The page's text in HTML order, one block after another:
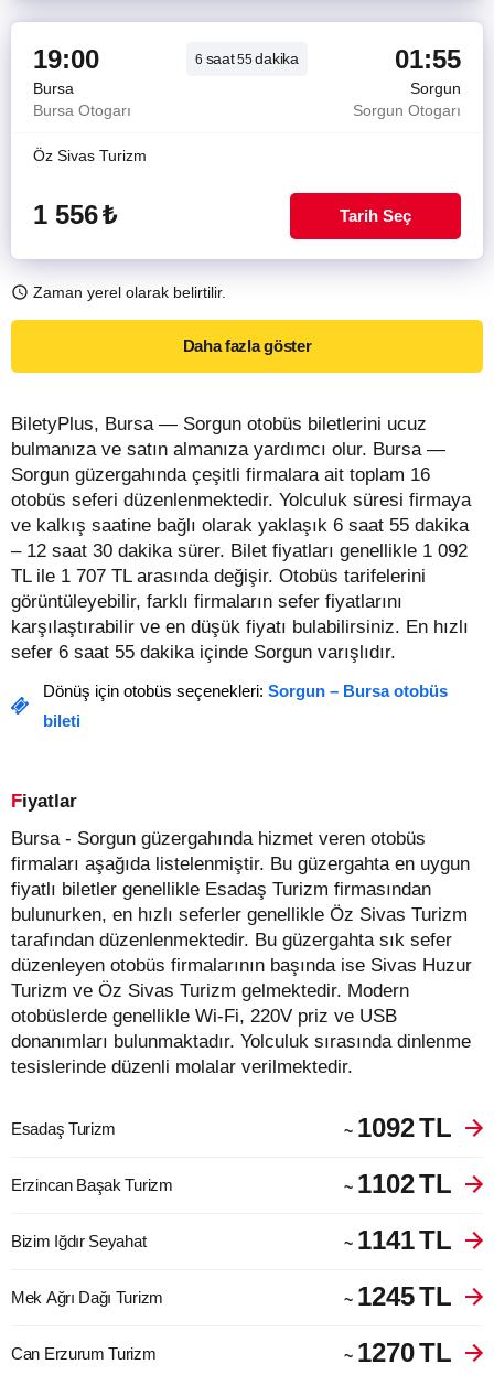
19:00 6 saat55dakika 01:55
Bursa
Sorgun
Bursa Otogarı
Sorgun Otogarı
Öz Sivas Turizm
1 556₺ Tarih Seç
Zaman yerel olarak belirtilir.
Daha fazla göster
BiletyPlus, Bursa — Sorgun otobüs biletlerini ucuz
bulmanıza ve satın almanıza yardımcı olur. Bursa —
Sorgun güzergahında çeşitli firmalara ait toplam 16
otobüs seferi düzenlenmektedir. Yolculuk süresi firmaya
ve kalkış saatine bağlı olarak yaklaşık 6 saat 55 dakika
– 12 saat 30 dakika sürer. Bilet fiyatları genellikle 1 092
TL ile 1 707 TL arasında değişir. Otobüs tarifelerini
görüntüleyebilir, farklı firmaların sefer fiyatlarını
karşılaştırabilir ve en düşük fiyatı bulabilirsiniz. En hızlı
sefer 6 saat 55 dakika içinde Sorgun varışlıdır.
Dönüş için otobüs seçenekleri: Sorgun – Bursa otobüs
bileti
Fiyatlar
Bursa - Sorgun güzergahında hizmet veren otobüs
firmaları aşağıda listelenmiştir. Bu güzergahta en uygun
fiyatlı biletler genellikle Esadaş Turizm firmasından
bulunurken, en hızlı seferler genellikle Öz Sivas Turizm
tarafından düzenlenmektedir. Bu güzergahta sık sefer
düzenleyen otobüs firmalarının başında ise Sivas Huzur
Turizm ve Öz Sivas Turizm gelmektedir. Modern
otobüslerde genellikle Wi-Fi, 220V priz ve USB
donanımları bulunmaktadır. Yolculuk sırasında dinlenme
tesislerinde düzenli molalar verilmektedir.
Esadaş Turizm ~ 1092TL
Erzincan Başak Turizm ~ 1102TL
Bizim Iğdır Seyahat ~ 1141TL
Mek Ağrı Dağı Turizm ~ 1245TL
Can Erzurum Turizm ~ 1270TL